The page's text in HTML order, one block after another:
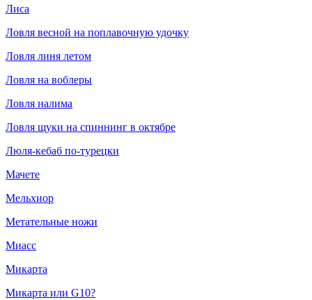
Лиса
Ловля весной на поплавочную удочку
Ловля линя летом
Ловля на воблеры
Ловля налима
Ловля щуки на спиннинг в октябре
Люля-кебаб по-турецки
Мачете
Мельхиор
Метательные ножи
Миасс
Микарта
Микарта или G10?